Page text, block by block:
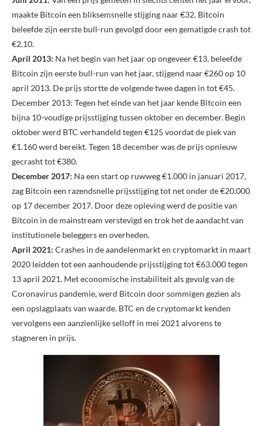
maakte Bitcoin een bliksemsnelle stijging naar €32. Bitcoin
beleefde zijn eerste bull-run gevolgd door een gematigde crash tot
€2,10.
April 2013: Na het begin van het jaar op ongeveer €13, beleefde
Bitcoin zijn eerste bull-run van het jaar, stijgend naar €260 op 10
april 2013. De prijs stortte de volgende twee dagen in tot €45.
December 2013: Tegen het einde van het jaar kende Bitcoin een
bijna 10-voudige prijsstijging tussen oktober en december. Begin
oktober werd BTC verhandeld tegen €125 voordat de piek van
€1.160 werd bereikt. Tegen 18 december was de prijs opnieuw
gecrasht tot €380.
December 2017: Na een start op ruwweg €1.000 in januari 2017,
zag Bitcoin een razendsnelle prijsstijging tot net onder de €20.000
op 17 december 2017. Door deze opleving werd de positie van
Bitcoin in de mainstream verstevigd en trok het de aandacht van
institutionele beleggers en overheden.
April 2021: Crashes in de aandelenmarkt en cryptomarkt in maart
2020 leidden tot een aanhoudende prijsstijging tot €63.000 tegen
13 april 2021. Met economische instabiliteit als gevolg van de
Coronavirus pandemie, werd Bitcoin door sommigen gezien als
een opslagplaats van waarde. BTC en de cryptomarkt kenden
vervolgens een aanzienlijke selloff in mei 2021 alvorens te
stagneren in prijs.